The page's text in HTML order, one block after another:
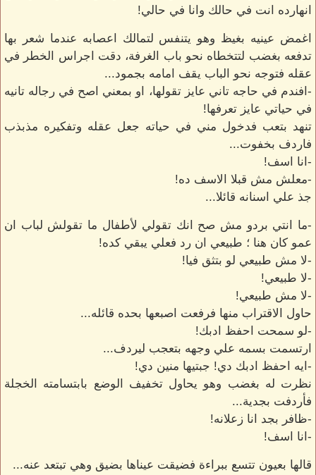
انهارده انت في حالك وانا في حالي!
اغمض عينيه بغيظ وهو يتنفس لتمالك اعصابه عندما شعر بها
تدفعه بغضب لتتخطاه نحو باب الغرفة، دقت اجراس الخطر في
عقله فتوجه نحو الباب يقف امامه بجمود...
-افندم في حاجه تاني عايز تقولها، او بمعني اصح في رجاله تانيه
في حياتي عايز تعرفها!
تنهد بتعب فدخول مني في حياته جعل عقله وتفكيره مذبذب
فاردف بخفوت...
-انا اسف!
-معلش مش قبلا الاسف ده!
جذ علي اسنانه قائلا...
-ما انتي بردو مش صح انك تقولي لأطفال ما تقولش لباب ان
عمو كان هنا ؛ طبيعي ان رد فعلي يبقي كده!
-لا مش طبيعي لو بتثق فيا!
-لا طبيعي!
-لا مش طبيعي!
حاول الاقتراب منها فرفعت اصبعها بحده قائله...
-لو سمحت احفظ ادبك!
ارتسمت بسمه علي وجهه بتعجب ليردف...
-ايه احفظ ادبك دي! جبتيها منين دي!
نظرت له بغضب وهو يحاول تخفيف الوضع بابتسامته الخجلة
فأردفت بجدية...
-ظافر بجد انا زعلانه!
-انا اسف!
قالها بعيون تتسع ببراءة فضيقت عيناها بضيق وهي تبتعد عنه...